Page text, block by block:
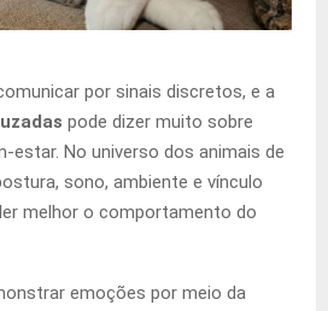
por sinais discretos, e a
pode dizer muito sobre
No universo dos animais de
sono, ambiente e vínculo
melhor o comportamento do
emoções por meio da